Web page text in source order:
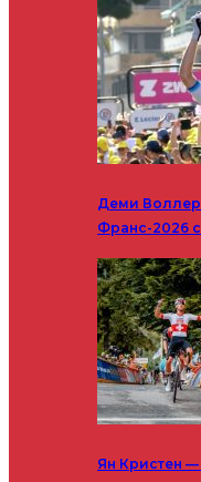
Деми
Франс-2026
Ян Кристен —